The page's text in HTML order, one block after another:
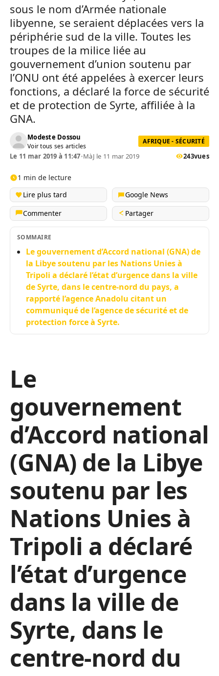
sous le nom d’Armée nationale
libyenne, se seraient déplacées vers la
périphérie sud de la ville. Toutes les
troupes de la milice liée au
gouvernement d’union soutenu par
l’ONU ont été appelées à exercer leurs
fonctions, a déclaré la force de sécurité
et de protection de Syrte, affiliée à la
GNA.
Modeste Dossou
Voir tous ses articles
AFRIQUE - SÉCURITÉ
Le 11 mar 2019 à 11:47•MàJ le 11 mar 2019 243vues
1 min de lecture
Lire plus tard
Google News
Commenter
Partager
SOMMAIRE
Le gouvernement d’Accord national (GNA) de
la Libye soutenu par les Nations Unies à
Tripoli a déclaré l’état d’urgence dans la ville
de Syrte, dans le centre-nord du pays, a
rapporté l’agence Anadolu citant un
communiqué de l’agence de sécurité et de
protection force à Syrte.
Le
gouvernement
d’Accord national
(GNA) de la Libye
soutenu par les
Nations Unies à
Tripoli a déclaré
l’état d’urgence
dans la ville de
Syrte, dans le
centre-nord du